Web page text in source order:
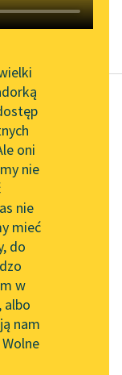
utworu
Lektur
dla piszących i
Lektur
oni
nie
nie
mieć
do
w
albo
nam
spali tej
gorze tym,